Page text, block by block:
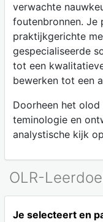
verwachte
foutenbronnen. Je
praktijkgerichte
gespecialiseerde
tot een
bewerken tot een
Doorheen het
teminologie en
analystische kijk
OLR-
Je selecteert en